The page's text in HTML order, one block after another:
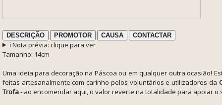
DESCRIÇÃO PROMOTOR CAUSA CONTACTAR
ℹ️ Nota prévia: clique para ver
Tamanho: 14cm
Uma ideia para decoração na Páscoa ou em qualquer outra ocasião!
feitas artesanalmente com carinho pelos voluntários e utilizadores da
Trofa- ao encomendar aqui, o valor reverte na totalidade para apoiar o